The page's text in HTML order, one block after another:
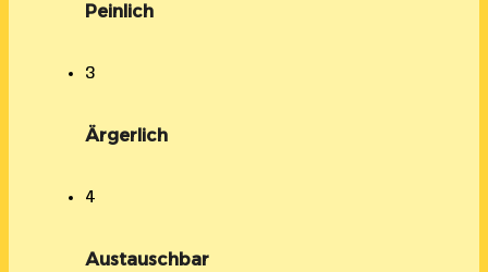
Peinlich
3
Ärgerlich
4
Austauschbar